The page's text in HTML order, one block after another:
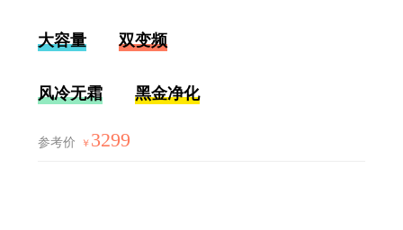
大容量 双变频
风冷无霜 黑金净化
参考价 ￥ 3299